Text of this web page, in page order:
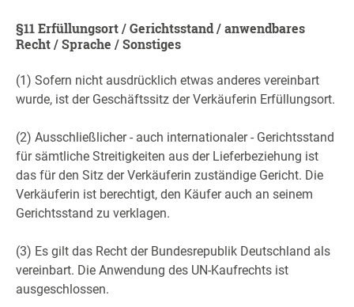
§11 Erfüllungsort / Gerichtsstand / anwendbares
Recht / Sprache / Sonstiges
(1) Sofern nicht ausdrücklich etwas anderes vereinbart
wurde, ist der Geschäftssitz der Verkäuferin Erfüllungsort.
(2) Ausschließlicher - auch internationaler - Gerichtsstand
für sämtliche Streitigkeiten aus der Lieferbeziehung ist
das für den Sitz der Verkäuferin zuständige Gericht. Die
Verkäuferin ist berechtigt, den Käufer auch an seinem
Gerichtsstand zu verklagen.
(3) Es gilt das Recht der Bundesrepublik Deutschland als
vereinbart. Die Anwendung des UN-Kaufrechts ist
ausgeschlossen.